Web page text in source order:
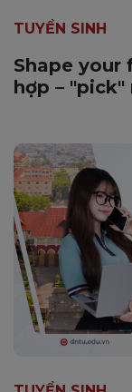
TUYỂN SINH
Shape your
hợp –